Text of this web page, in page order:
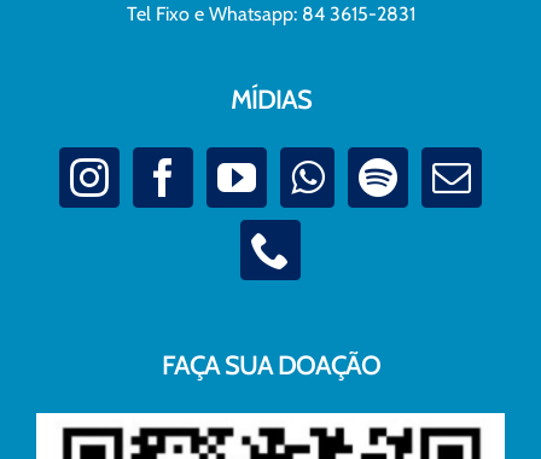
Tel Fixo e Whatsapp: 84 3615-2831
MÍDIAS
FAÇA SUA DOAÇÃO